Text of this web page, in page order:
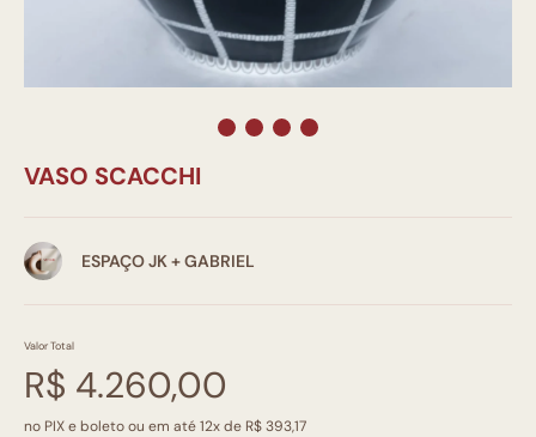
VASO SCACCHI
ESPAÇO JK + GABRIEL
Valor Total
R$ 4.260,00
no PIX e boleto ou em até 12x de R$ 393,17